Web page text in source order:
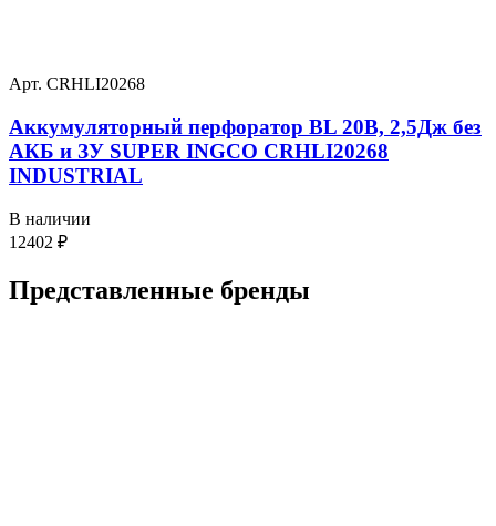
Арт. CRHLI20268
Аккумуляторный перфоратор BL 20В, 2,5Дж без
АКБ и ЗУ SUPER INGCO CRHLI20268
INDUSTRIAL
В наличии
12402 ₽
Представленные бренды